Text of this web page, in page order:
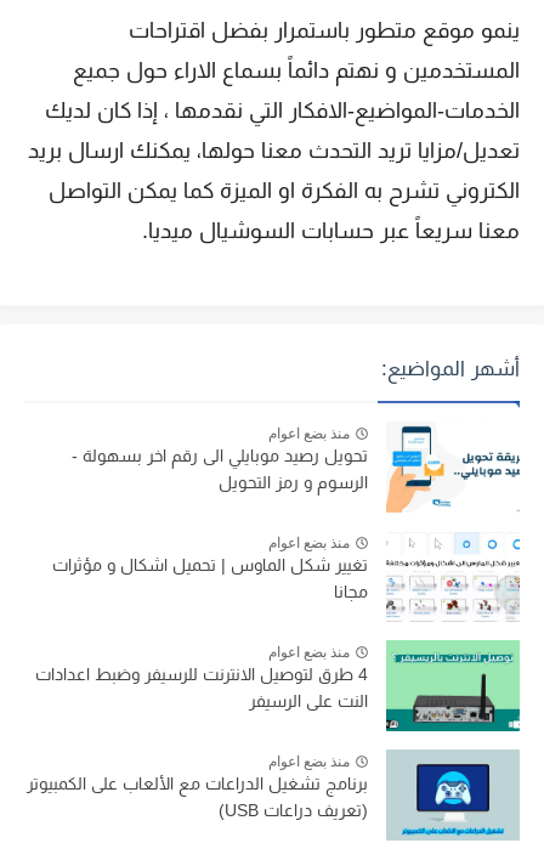
ينمو موقع متطور باستمرار بفضل اقتراحات
المستخدمين و نهتم دائماً بسماع الاراء حول جميع
الخدمات-المواضيع-الافكار التي نقدمها ، إذا كان لديك
تعديل/مزايا تريد التحدث معنا حولها، يمكنك ارسال بريد
الكتروني تشرح به الفكرة او الميزة كما يمكن التواصل
معنا سريعاً عبر حسابات السوشيال ميديا.
أشهر المواضيع:
منذ بضع اعوام
تحويل رصيد موبايلي الى رقم اخر بسهولة -
الرسوم و رمز التحويل
منذ بضع اعوام
تغيير شكل الماوس | تحميل اشكال و مؤثرات
مجانا
منذ بضع اعوام
4 طرق لتوصيل الانترنت للرسيفر وضبط اعدادات
النت على الرسيفر
منذ بضع اعوام
برنامج تشغيل الدراعات مع الألعاب على الكمبيوتر
(تعريف دراعات USB)